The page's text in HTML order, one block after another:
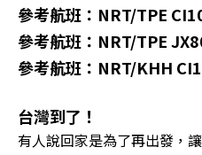
參考航班：NRT/TPE
參考航班：NRT/TPE
參考航班：NRT/KHH
台灣到了！
有人說回家是為了再出發，